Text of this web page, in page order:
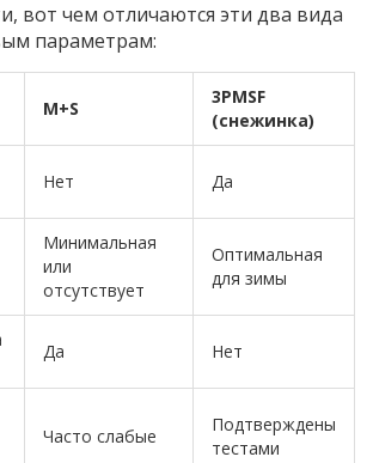
вот чем отличаются эти два вида
параметрам:
M+S
3PMSF
(снежинка)
Нет Да
Минимальная
или
отсутствует
Оптимальная
для зимы
Да Нет
Часто слабые
Подтверждены
тестами